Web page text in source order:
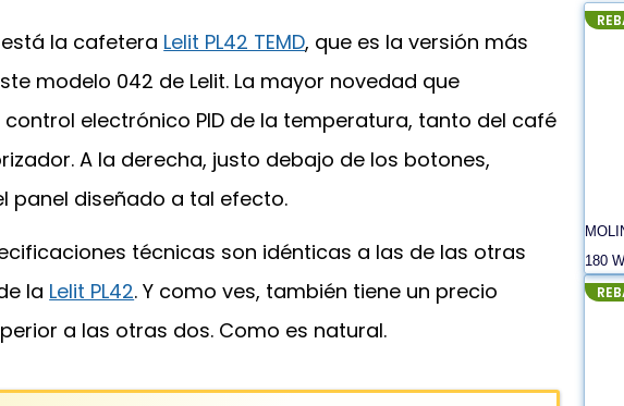
la cafetera Lelit PL42 TEMD, que es la versión más
modelo 042 de Lelit. La mayor novedad que
electrónico PID de la temperatura, tanto del café
A la derecha, justo debajo de los botones,
panel diseñado a tal efecto.
técnicas son idénticas a las de las otras
la Lelit PL42. Y como ves, también tiene un precio
a las otras dos. Como es natural.
180